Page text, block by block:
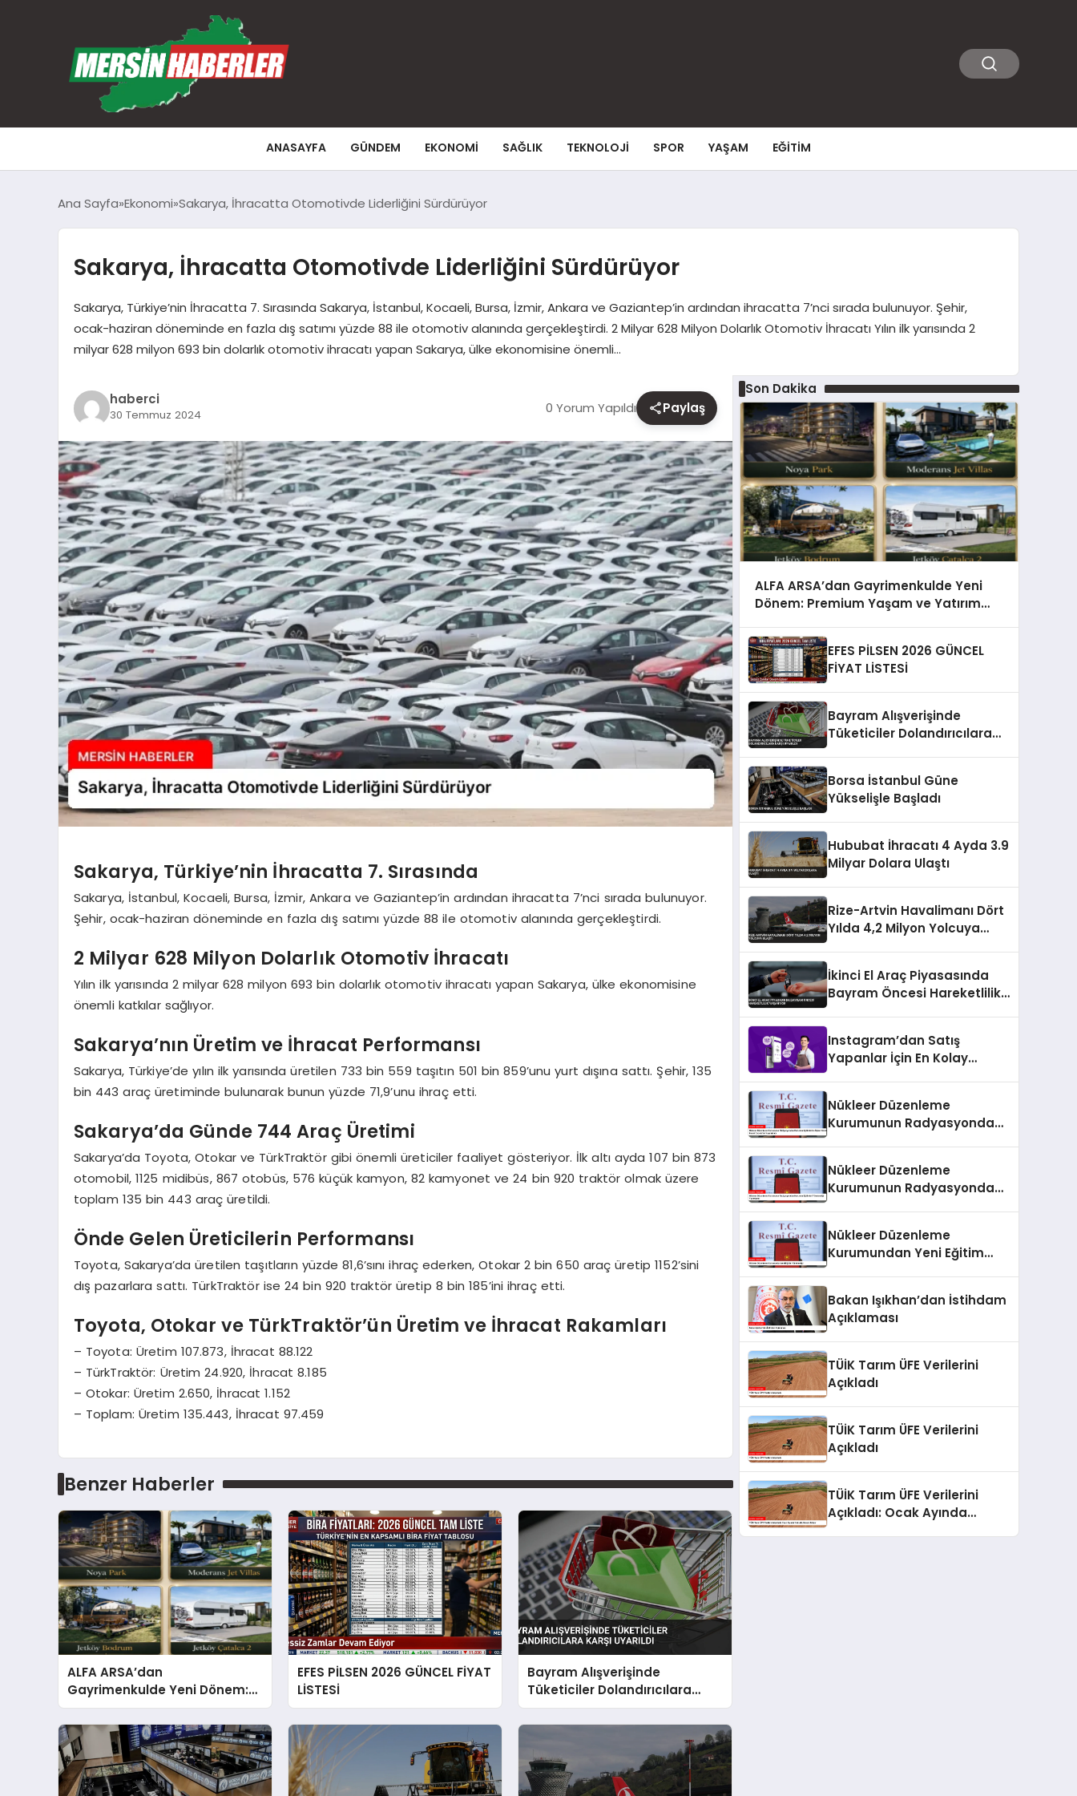
ANASAYFA GÜNDEM EKONOMI SAĞLIK TEKNOLOJI SPOR YAŞAM EĞITIM
Ana Sayfa Ekonomi Sakarya, İhracatta Otomotivde Liderliğini Sürdürüyor
Sakarya, İhracatta Otomotivde Liderliğini Sürdürüyor
Sakarya, Türkiye’nin İhracatta 7. Sırasında Sakarya, İstanbul, Kocaeli, Bursa, İzmir, Ankara ve Gaziantep’in ardından ihracatta 7’nci sırada bulunuyor. Şehir,
ocak-haziran döneminde en fazla dış satımı yüzde 88 ile otomotiv alanında gerçekleştirdi. 2 Milyar 628 Milyon Dolarlık Otomotiv İhracatı Yılın ilk yarısında 2
milyar 628 milyon 693 bin dolarlık otomotiv ihracatı yapan Sakarya, ülke ekonomisine önemli…
haberci
30 Temmuz 2024 0 Yorum Yapıldı Paylaş
Sakarya, Türkiye’nin İhracatta 7. Sırasında
Sakarya, İstanbul, Kocaeli, Bursa, İzmir, Ankara ve Gaziantep’in ardından ihracatta 7’nci sırada bulunuyor.
Şehir, ocak-haziran döneminde en fazla dış satımı yüzde 88 ile otomotiv alanında gerçekleştirdi.
2 Milyar 628 Milyon Dolarlık Otomotiv İhracatı
Yılın ilk yarısında 2 milyar 628 milyon 693 bin dolarlık otomotiv ihracatı yapan Sakarya, ülke ekonomisine
önemli katkılar sağlıyor.
Sakarya’nın Üretim ve İhracat Performansı
Sakarya, Türkiye’de yılın ilk yarısında üretilen 733 bin 559 taşıtın 501 bin 859’unu yurt dışına sattı. Şehir, 135
bin 443 araç üretiminde bulunarak bunun yüzde 71,9’unu ihraç etti.
Sakarya’da Günde 744 Araç Üretimi
Sakarya’da Toyota, Otokar ve TürkTraktör gibi önemli üreticiler faaliyet gösteriyor. İlk altı ayda 107 bin 873
otomobil, 1125 midibüs, 867 otobüs, 576 küçük kamyon, 82 kamyonet ve 24 bin 920 traktör olmak üzere
toplam 135 bin 443 araç üretildi.
Önde Gelen Üreticilerin Performansı
Toyota, Sakarya’da üretilen taşıtların yüzde 81,6’sını ihraç ederken, Otokar 2 bin 650 araç üretip 1152’sini
dış pazarlara sattı. TürkTraktör ise 24 bin 920 traktör üretip 8 bin 185’ini ihraç etti.
Toyota, Otokar ve TürkTraktör’ün Üretim ve İhracat Rakamları
– Toyota: Üretim 107.873, İhracat 88.122
– TürkTraktör: Üretim 24.920, İhracat 8.185
– Otokar: Üretim 2.650, İhracat 1.152
– Toplam: Üretim 135.443, İhracat 97.459
Benzer Haberler
ALFA ARSA’dan
Gayrimenkulde Yeni Dönem:
Premium Yaşam ve Yatırım
Fırsatları Bir Arada
EFES PİLSEN 2026 GÜNCEL FİYAT
LİSTESİ
Bayram Alışverişinde
Tüketiciler Dolandırıcılara
Karşı Uyarıldı
Son Dakika
ALFA ARSA’dan Gayrimenkulde Yeni
Dönem: Premium Yaşam ve Yatırım
EFES PİLSEN 2026 GÜNCEL
FİYAT LİSTESİ
Bayram Alışverişinde
Tüketiciler Dolandırıcılara
Borsa İstanbul Güne
Yükselişle Başladı
Hububat İhracatı 4 Ayda 3.9
Milyar Dolara Ulaştı
Rize-Artvin Havalimanı Dört
Yılda 4,2 Milyon Yolcuya
İkinci El Araç Piyasasında
Bayram Öncesi Hareketlilik
Instagram’dan Satış
Yapanlar İçin En Kolay
Nükleer Düzenleme
Kurumunun Radyasyondan
Gazete’de Yayımlandı
Nükleer Düzenleme
Kurumunun Radyasyondan
Nükleer Düzenleme
Kurumundan Yeni Eğitim
Bakan Işıkhan’dan İstihdam
Açıklaması
TÜİK Tarım ÜFE Verilerini
Açıkladı
TÜİK Tarım ÜFE Verilerini
Açıkladı
TÜİK Tarım ÜFE Verilerini
Açıkladı: Ocak Ayında